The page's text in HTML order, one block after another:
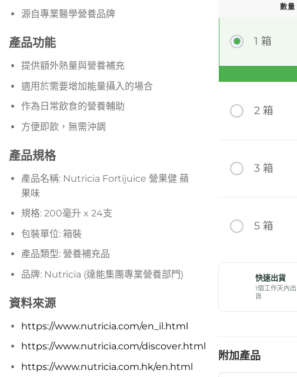
源自專業醫學營養品牌
產品功能
提供額外熱量與營養補充
適用於需要增加能量攝入的場合
作為日常飲食的營養輔助
方便即飲，無需沖調
產品規格
產品名稱: Nutricia Fortijuice 營果健 蘋
果味
規格: 200毫升 x 24支
包裝單位: 箱裝
產品類型: 營養補充品
品牌: Nutricia (達能集團專業營養部門)
資料來源
https://www.nutricia.com/en_il.html
https://www.nutricia.com/discover.html
https://www.nutricia.com.hk/en.html
數量
1 箱
2 箱
3 箱
5 箱
快速出貨
1個工作天內出
貨
附加產品